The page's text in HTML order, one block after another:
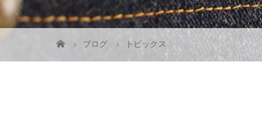
ブログ トピックス